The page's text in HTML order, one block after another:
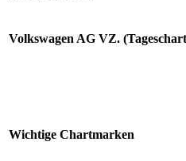
Volkswagen AG VZ.
Wichtige Chartmarken